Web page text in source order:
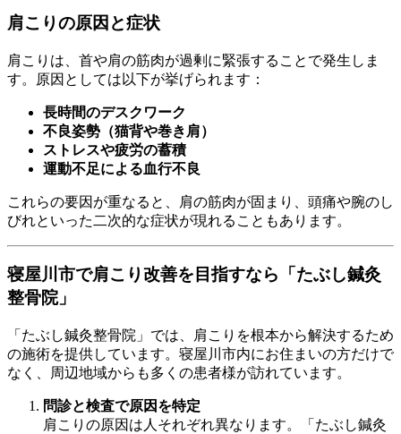
肩こりの原因と症状
肩こりは、首や肩の筋肉が過剰に緊張することで発生しま
す。原因としては以下が挙げられます：
長時間のデスクワーク
不良姿勢（猫背や巻き肩）
ストレスや疲労の蓄積
運動不足による血行不良
これらの要因が重なると、肩の筋肉が固まり、頭痛や腕のし
びれといった二次的な症状が現れることもあります。
寝屋川市で肩こり改善を目指すなら「たぶし鍼灸
整骨院」
「たぶし鍼灸整骨院」では、肩こりを根本から解決するため
の施術を提供しています。寝屋川市内にお住まいの方だけで
なく、周辺地域からも多くの患者様が訪れています。
問診と検査で原因を特定
肩こりの原因は人それぞれ異なります。「たぶし鍼灸